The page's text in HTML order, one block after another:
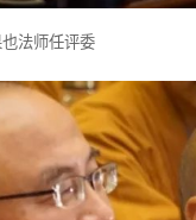
法师任评委